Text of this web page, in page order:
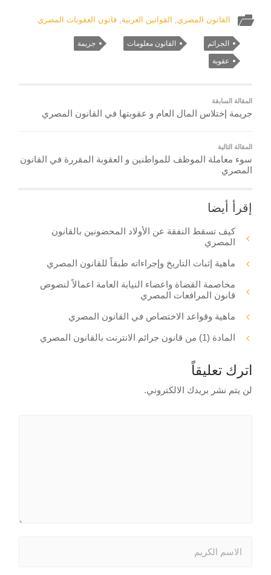
القانون المصري, القوانين العربية,قانون العقوبات المصري
الجرائم القانون معلومات جريمة
عقوبة
المقالة السابقة
جريمة إختلاس المال العام و عقوبتها في القانون المصري
المقالة التالية
سوء معاملة الموظف للمواطنين و العقوبة المقررة في القانون
المصري
إقرأ أيضا
كيف تسقط النفقة عن الأولاد المحضونين بالقانون
المصري
ماهية إثبات التاريخ وإجراءاته طبقاً للقانون المصري
مخاصمة القضاة واعضاء النيابة العامة اعمالاً لنصوص
قانون المرافعات المصري
ماهية وقواعد الاختصاص في القانون المصري
المادة (1) من قانون جرائم الانترنت بالقانون المصري
اترك تعليقاً
لن يتم نشر بريدك الالكتروني.